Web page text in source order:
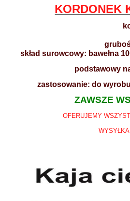
KORDONEK
skład surowcowy: bawełna
podstawowy
zastosowanie: do
ZAWSZE
OFERUJEMY